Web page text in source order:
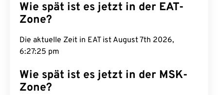
Wie spät ist es jetzt in der EAT-
Zone?
Die aktuelle Zeit in EAT ist August 7th 2026,
6:27:26 pm
Wie spät ist es jetzt in der MSK-
Zone?